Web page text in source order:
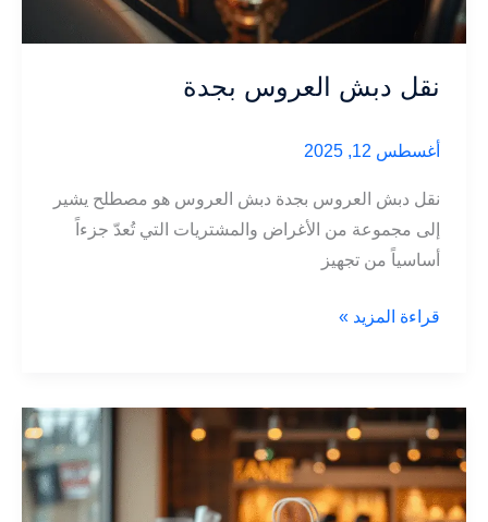
نقل دبش العروس بجدة
أغسطس 12, 2025
نقل دبش العروس بجدة دبش العروس هو مصطلح يشير
إلى مجموعة من الأغراض والمشتريات التي تُعدّ جزءاً
أساسياً من تجهيز
نقل
بجدة
قراءة المزيد »